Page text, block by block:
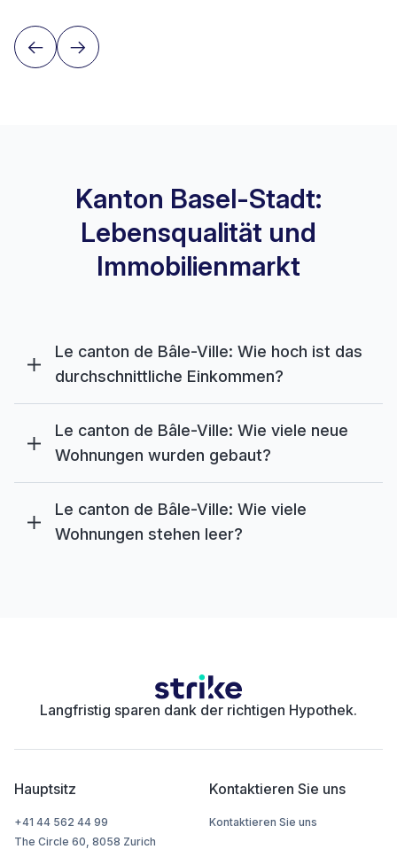
Kanton Basel-Stadt:
Lebensqualität und
Immobilienmarkt
Le canton de Bâle-Ville: Wie hoch ist das
durchschnittliche Einkommen?
Le canton de Bâle-Ville: Wie viele neue
Wohnungen wurden gebaut?
Le canton de Bâle-Ville: Wie viele
Wohnungen stehen leer?
Langfristig sparen dank der richtigen Hypothek.
Hauptsitz
+41 44 562 44 99
The Circle 60, 8058 Zurich
Kontaktieren Sie uns
Kontaktieren Sie uns